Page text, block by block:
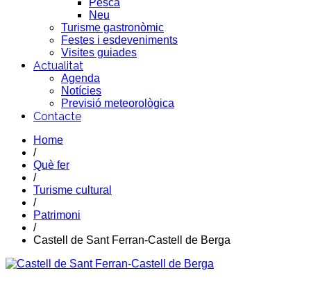
Neu
Turisme gastronòmic
Festes i esdeveniments
Visites guiades
Actualitat
Agenda
Notícies
Previsió meteorològica
Contacte
Home
/
Què fer
/
Turisme cultural
/
Patrimoni
/
Castell de Sant Ferran-Castell de Berga